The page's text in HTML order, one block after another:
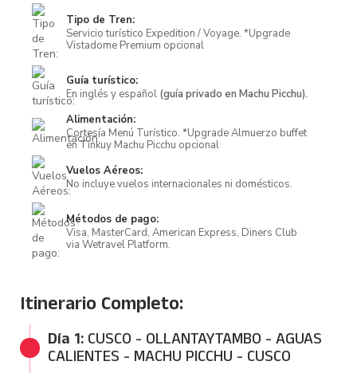
Tipo de Tren:
Servicio turístico Expedition / Voyage. *Upgrade
Vistadome Premium opcional
Guía turístico:
En inglés y español (guía privado en Machu Picchu).
Alimentación:
Cortesía Menú Turístico. *Upgrade Almuerzo buffet
en Tinkuy Machu Picchu opcional
Vuelos Aéreos:
No incluye vuelos internacionales ni domésticos.
Métodos de pago:
Visa, MasterCard, American Express, Diners Club
via Wetravel Platform.
Itinerario Completo:
Día 1:CUSCO - OLLANTAYTAMBO - AGUAS
CALIENTES - MACHU PICCHU - CUSCO